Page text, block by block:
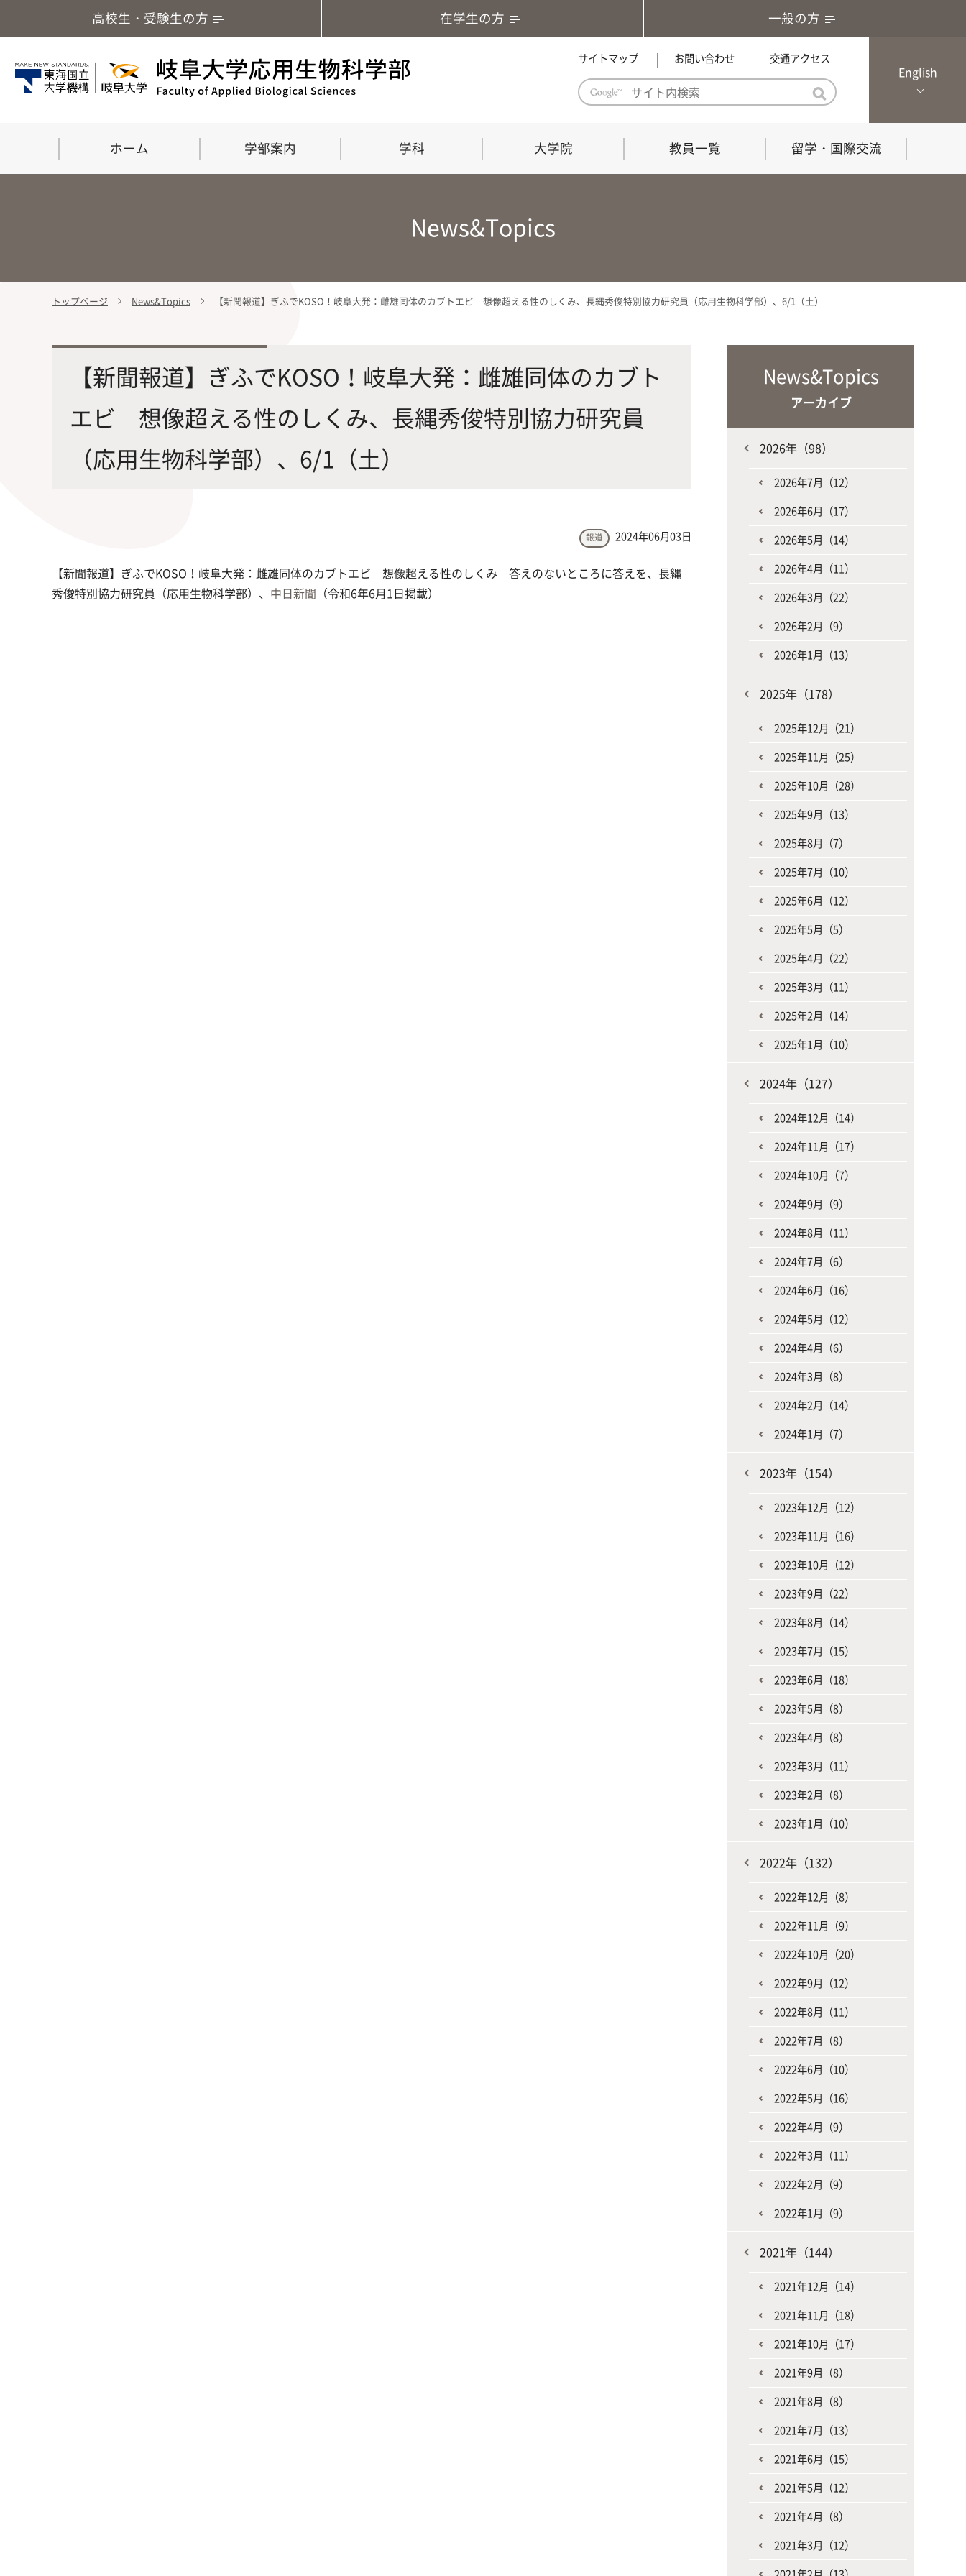
高校生・受験生の方 在学生の方 一般の方
サイトマップ お問い合わせ 交通アクセス
English
ホーム 学部案内
学部案内
学部・大学院の教育ビジョン、
沿革及び入試情報について
教育理念・教育目標
「専門的能力の要素」「達成すべき
水準」「評価方法」
学科の教育における３つの方針と専
門的能力
附属施設・教育研究関連施設
学科
応用生命化学科
最先端の化学とバイオテクノロジー
を創造
食農生命科学科 生物圏環境学科
ーズに対応
共同獣医学科
人と動物との共生を目指し、動物の
動物科学プログラム
大学院
大学院
修士課程・博士課程
連合獣医学研究科（博士課程）
教員一覧 留学・国際交流
留学・国際交流
News&Topics
トップページ News&Topics 【新聞報道】ぎふでKOSO！岐阜大発：雌雄同体のカブトエビ 想像超える性のしくみ、長縄秀俊特別協力研究員（応用生物科学部）、6/1（土）
【新聞報道】ぎふでKOSO！岐阜大発：雌雄同体のカブト
エビ 想像超える性のしくみ、長縄秀俊特別協力研究員
（応用生物科学部）、6/1（土）
報道 2024年06月03日
【新聞報道】ぎふでKOSO！岐阜大発：雌雄同体のカブトエビ 想像超える性のしくみ 答えのないところに答えを、長縄
秀俊特別協力研究員（応用生物科学部）、 中日新聞 （令和6年6月1日掲載）
News&Topics
アーカイブ
2026年（98）
2026年7月（12）
2026年6月（17）
2026年5月（14）
2026年4月（11）
2026年3月（22）
2026年2月（9）
2026年1月（13）
2025年（178）
2025年12月（21）
2025年11月（25）
2025年10月（28）
2025年9月（13）
2025年8月（7）
2025年7月（10）
2025年6月（12）
2025年5月（5）
2025年4月（22）
2025年3月（11）
2025年2月（14）
2025年1月（10）
2024年（127）
2024年12月（14）
2024年11月（17）
2024年10月（7）
2024年9月（9）
2024年8月（11）
2024年7月（6）
2024年6月（16）
2024年5月（12）
2024年4月（6）
2024年3月（8）
2024年2月（14）
2024年1月（7）
2023年（154）
2023年12月（12）
2023年11月（16）
2023年10月（12）
2023年9月（22）
2023年8月（14）
2023年7月（15）
2023年6月（18）
2023年5月（8）
2023年4月（8）
2023年3月（11）
2023年2月（8）
2023年1月（10）
2022年（132）
2022年12月（8）
2022年11月（9）
2022年10月（20）
2022年9月（12）
2022年8月（11）
2022年7月（8）
2022年6月（10）
2022年5月（16）
2022年4月（9）
2022年3月（11）
2022年2月（9）
2022年1月（9）
2021年（144）
2021年12月（14）
2021年11月（18）
2021年10月（17）
2021年9月（8）
2021年8月（8）
2021年7月（13）
2021年6月（15）
2021年5月（12）
2021年4月（8）
2021年3月（12）